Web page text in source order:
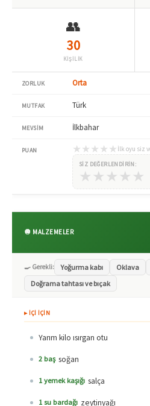
👥
30
KİŞİLİK
ZORLUK Orta
MUTFAK Türk
MEVSIM İlkbahar
PUAN ★ ★ ★ ★ ★ İlk oyu siz
SIZ DEĞERLENDIRIN:
★ ★ ★ ★ ★
🧅 MALZEMELER
🍳 Gerekli: Yoğurma kabı Oklava
Doğrama tahtası ve bıçak
▸ İÇİ İÇİN
Yarım kilo ısırgan otu
2 baş soğan
1 yemek kaşığı salça
1 su bardağı zeytinyağı